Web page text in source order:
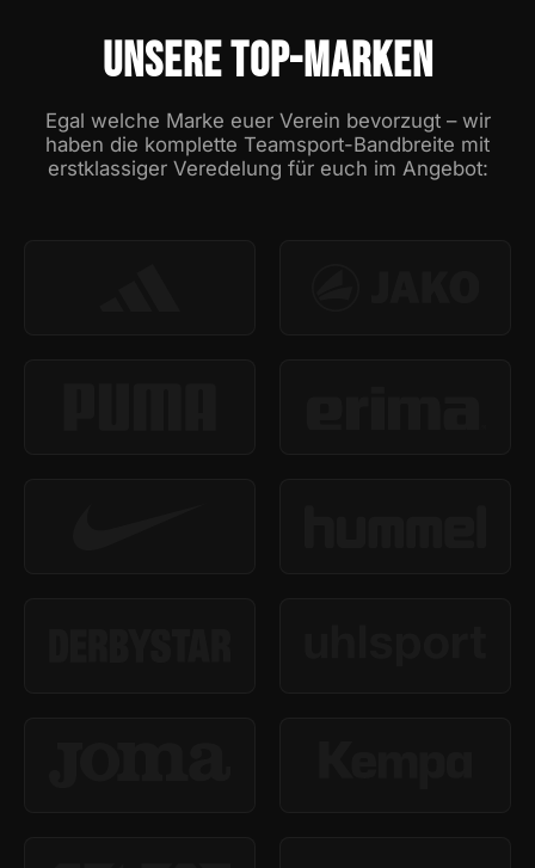
UNSERE TOP-MARKEN
Egal welche Marke euer Verein bevorzugt – wir
haben die komplette Teamsport-Bandbreite mit
erstklassiger Veredelung für euch im Angebot: